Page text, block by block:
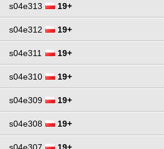
s04e313 19+
s04e312 19+
s04e311 19+
s04e310 19+
s04e309 19+
s04e308 19+